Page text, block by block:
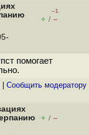
–1
+ / –
помогает
Cообщить модератору
+ / –